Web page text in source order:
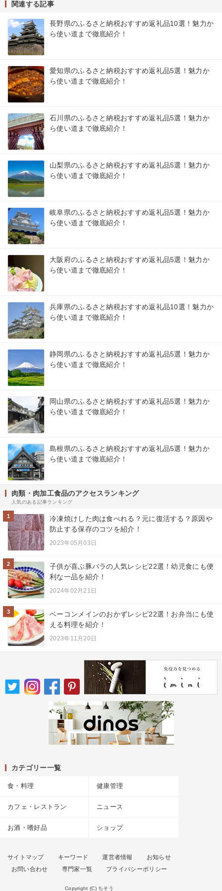
関連する記事
長野県のふるさと納税おすすめ返礼品10選！魅力か
ら使い道まで徹底紹介！
愛知県のふるさと納税おすすめ返礼品5選！魅力か
ら使い道まで徹底紹介！
石川県のふるさと納税おすすめ返礼品5選！魅力か
ら使い道まで徹底紹介！
山梨県のふるさと納税おすすめ返礼品5選！魅力か
ら使い道まで徹底紹介！
岐阜県のふるさと納税おすすめ返礼品5選！魅力か
ら使い道まで徹底紹介！
大阪府のふるさと納税おすすめ返礼品5選！魅力か
ら使い道まで徹底紹介！
兵庫県のふるさと納税おすすめ返礼品10選！魅力か
ら使い道まで徹底紹介！
静岡県のふるさと納税おすすめ返礼品5選！魅力か
ら使い道まで徹底紹介！
岡山県のふるさと納税おすすめ返礼品5選！魅力か
ら使い道まで徹底紹介！
島根県のふるさと納税おすすめ返礼品5選！魅力か
ら使い道まで徹底紹介！
肉類・肉加工食品のアクセスランキング
人気のある記事ランキング
1
冷凍焼けした肉は食べれる？元に復活する？原因や
防止する保存のコツを紹介！
2023年05月03日
2
子供が喜ぶ豚バラの人気レシピ22選！幼児食にも便
利な一品を紹介！
2024年02月21日
3
ベーコンメインのおかずレシピ22選！お弁当にも使
える料理を紹介！
2023年11月20日
カテゴリー一覧
食・料理 健康管理
カフェ・レストラン ニュース
お酒・嗜好品 ショップ
サイトマップ キーワード 運営者情報
お知らせ
お問い合わせ
専門家一覧 プライバシーポリシー
Copyright (C) ちそう